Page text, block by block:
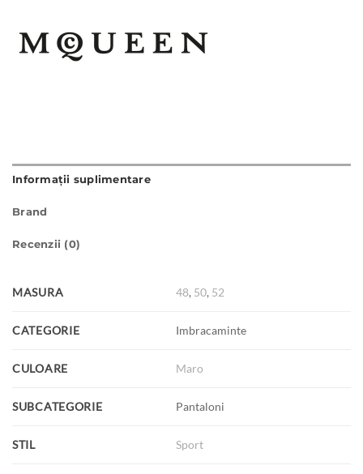
Informații suplimentare
Brand
Recenzii (0)
MASURA 48, 50, 52
CATEGORIE Imbracaminte
CULOARE Maro
SUBCATEGORIE Pantaloni
STIL Sport